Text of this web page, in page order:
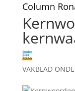
Column
VAKBLAD